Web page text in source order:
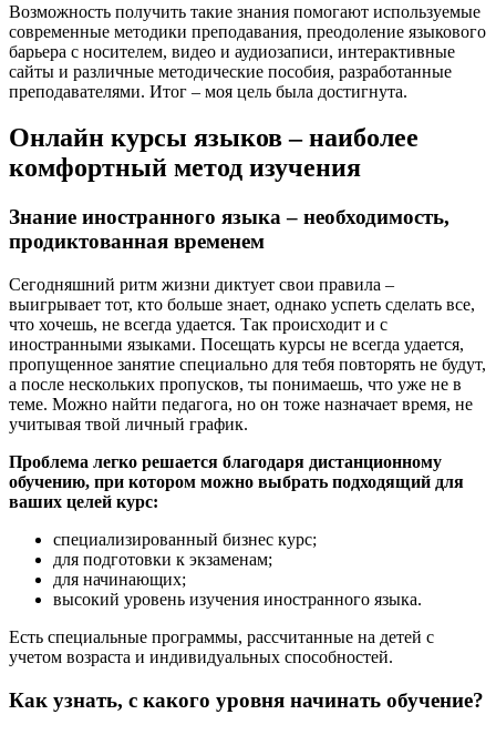
Возможность получить такие знания помогают используемые
современные методики преподавания, преодоление языкового
барьера с носителем, видео и аудиозаписи, интерактивные
сайты и различные методические пособия, разработанные
преподавателями. Итог – моя цель была достигнута.
Онлайн курсы языков – наиболее
комфортный метод изучения
Знание иностранного языка – необходимость,
продиктованная временем
Сегодняшний ритм жизни диктует свои правила –
выигрывает тот, кто больше знает, однако успеть сделать все,
что хочешь, не всегда удается. Так происходит и с
иностранными языками. Посещать курсы не всегда удается,
пропущенное занятие специально для тебя повторять не будут,
а после нескольких пропусков, ты понимаешь, что уже не в
теме. Можно найти педагога, но он тоже назначает время, не
учитывая твой личный график.
Проблема легко решается благодаря дистанционному
обучению, при котором можно выбрать подходящий для
ваших целей курс:
специализированный бизнес курс;
для подготовки к экзаменам;
для начинающих;
высокий уровень изучения иностранного языка.
Есть специальные программы, рассчитанные на детей с
учетом возраста и индивидуальных способностей.
Как узнать, с какого уровня начинать обучение?